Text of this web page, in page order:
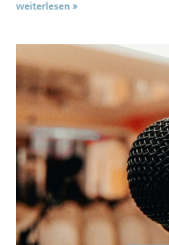
weiterlesen »